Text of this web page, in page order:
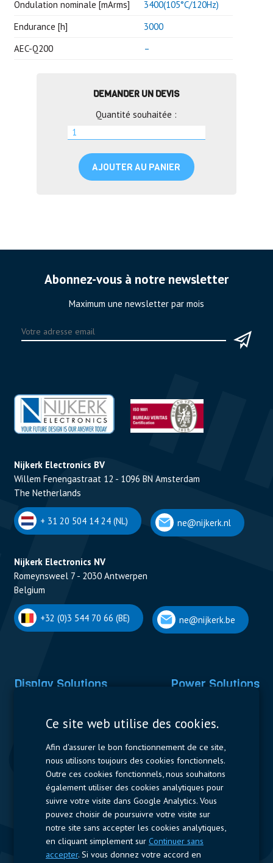
Ondulation nominale [mArms]
3400(105°C/120Hz)
Endurance [h]
3000
AEC-Q200
–
DEMANDER UN DEVIS
Quantité souhaitée :
AJOUTER AU PANIER
Abonnez-vous à notre newsletter
Maximum une newsletter par mois
Nijkerk Electronics BV
Willem Fenengastraat 12 - 1096 BN Amsterdam
The Netherlands
+ 31 20 504 14 24 (NL) ne@nijkerk.nl
Nijkerk Electronics NV
Romeynsweel 7 - 2030 Antwerpen
Belgium
+32 (0)3 544 70 66 (BE) ne@nijkerk.be
Display Solutions Power Solutions
Contactors & Fuses
Measurement
Resistors
Accès rapide
Profil de l’entreprise Fournisseurs Jobs
Ce site web utilise des cookies.
Afin d'assurer le bon fonctionnement de ce site,
nous utilisons toujours des cookies fonctionnels.
Outre ces cookies fonctionnels, nous souhaitons
également utiliser des cookies analytiques pour
suivre votre visite dans Google Analytics. Vous
pouvez choisir de poursuivre votre visite sur
notre site sans accepter les cookies analytiques,
en cliquant simplement sur Continuer sans
accepter. Si vous donnez votre accord en